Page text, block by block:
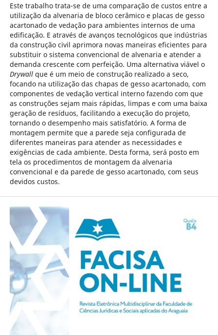
Este trabalho trata-se de uma comparação de custos entre a
utilização da alvenaria de bloco cerâmico e placas de gesso
acartonado de vedação para ambientes internos de uma
edificação. E através de avanços tecnológicos que indústrias
da construção civil aprimora novas maneiras eficientes para
substituir o sistema convencional de alvenaria e atender a
demanda crescente com perfeição. Uma alternativa viável o
Drywallque é um meio de construção realizado a seco,
focando na utilização das chapas de gesso acartonado, com
componentes de vedação vertical interno fazendo com que
as construções sejam mais rápidas, limpas e com uma baixa
geração de resíduos, facilitando a execução do projeto,
tornando o desempenho mais satisfatório. A forma de
montagem permite que a parede seja configurada de
diferentes maneiras para atender as necessidades e
exigências de cada ambiente. Desta forma, será posto em
tela os procedimentos de montagem da alvenaria
convencional e da parede de gesso acartonado, com seus
devidos custos.